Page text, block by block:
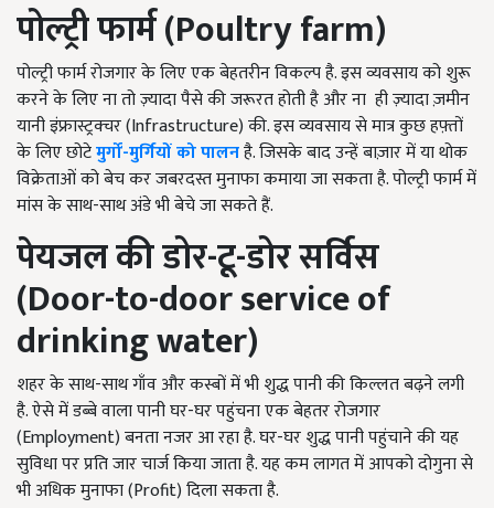
पोल्ट्री फार्म (Poultry farm)
पोल्ट्री फार्म रोजगार के लिए एक बेहतरीन विकल्प है. इस व्यवसाय को शुरू
करने के लिए ना तो ज़्यादा पैसे की जरूरत होती है और ना ही ज़्यादा ज़मीन
यानी इंफ्रास्ट्रक्चर (Infrastructure) की. इस व्यवसाय से मात्र कुछ हफ़्तों
के लिए छोटेमुर्गों-मुर्गियों को पालनहै. जिसके बाद उन्हें बाज़ार में या थोक
विक्रेताओं को बेच कर जबरदस्त मुनाफा कमाया जा सकता है. पोल्ट्री फार्म में
मांस के साथ-साथ अंडे भी बेचे जा सकते हैं.
पेयजल की डोर-टू-डोर सर्विस
(Door-to-door service of
drinking water)
शहर के साथ-साथ गाँव और कस्बों में भी शुद्ध पानी की किल्लत बढ़ने लगी
है. ऐसे में डब्बे वाला पानी घर-घर पहुंचना एक बेहतर रोजगार
(Employment) बनता नजर आ रहा है. घर-घर शुद्ध पानी पहुंचाने की यह
सुविधा पर प्रति जार चार्ज किया जाता है. यह कम लागत में आपको दोगुना से
भी अधिक मुनाफा (Profit) दिला सकता है.